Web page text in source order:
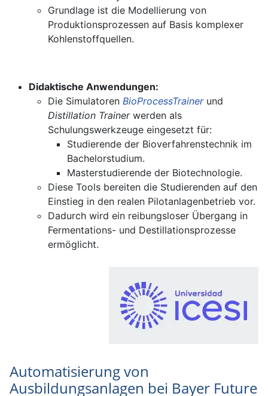
Grundlage ist die Modellierung von
Produktionsprozessen auf Basis komplexer
Kohlenstoffquellen.
Didaktische Anwendungen:
Die Simulatoren BioProcessTrainer und
Distillation Trainerwerden als
Schulungswerkzeuge eingesetzt für:
Studierende der Bioverfahrenstechnik im
Bachelorstudium.
Masterstudierende der Biotechnologie.
Diese Tools bereiten die Studierenden auf den
Einstieg in den realen Pilotanlagenbetrieb vor.
Dadurch wird ein reibungsloser Übergang in
Fermentations- und Destillationsprozesse
ermöglicht.
Automatisierung von
Ausbildungsanlagen bei Bayer Future